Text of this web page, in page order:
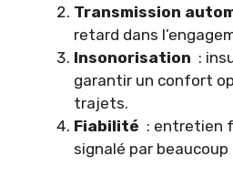
Transmission
retard dans
Insonorisation :
garantir un confort
trajets.
Fiabilité : entretien
signalé par